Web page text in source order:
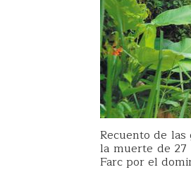
Recuento de
la muerte de
Farc por el